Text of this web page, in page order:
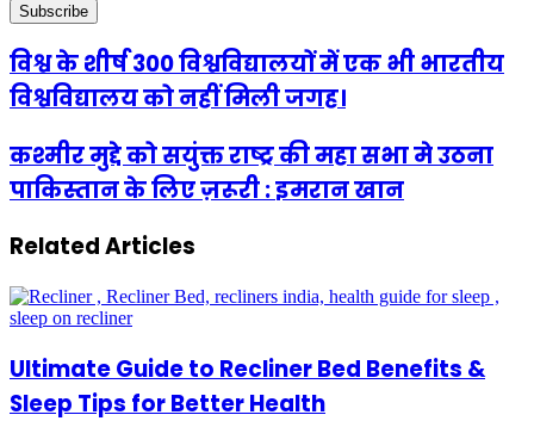
विश्व के शीर्ष 300 विश्वविद्यालयों में एक भी भारतीय
विश्वविद्यालय को नहीं मिली जगह।
कश्मीर मुद्दे को सयुंक्त राष्ट्र की महा सभा मे उठना
पाकिस्तान के लिए ज़रूरी : इमरान खान
Related Articles
Ultimate Guide to Recliner Bed Benefits &
Sleep Tips for Better Health